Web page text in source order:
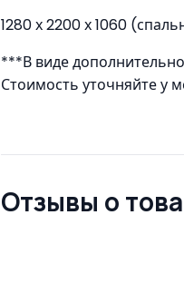
1280 х 2200 х 1060
***В виде
Стоимость уточняйте у
Отзывы о